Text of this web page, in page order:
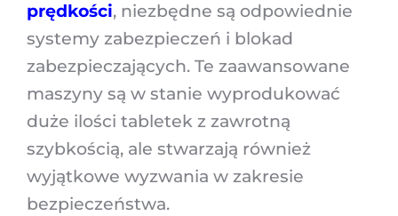
prędkości, niezbędne są odpowiednie
systemy zabezpieczeń i blokad
zabezpieczających. Te zaawansowane
maszyny są w stanie wyprodukować
duże ilości tabletek z zawrotną
szybkością, ale stwarzają również
wyjątkowe wyzwania w zakresie
bezpieczeństwa.